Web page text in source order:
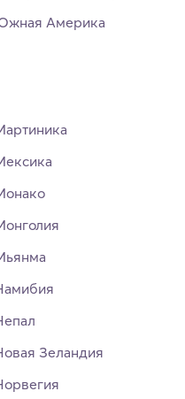
Америка
Зеландия